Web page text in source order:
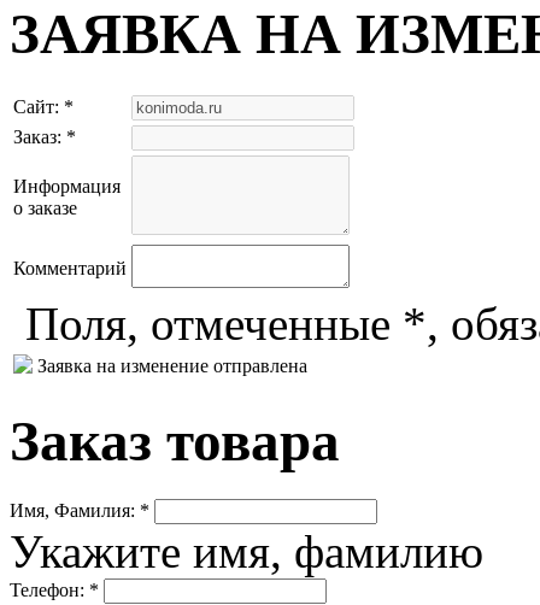
ЗАЯВКА НА
Сайт: *
Заказ: *
Информация
о заказе
Комментарий
Поля, отмеченные *,
Заявка на изменение отправлена
Заказ товара
Имя, Фамилия: *
Укажите имя, фамилию
Телефон: *